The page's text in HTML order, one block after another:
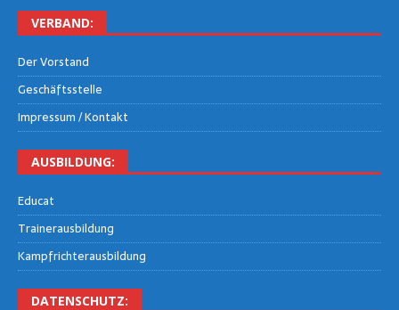
VER­BAND:
Der Vor­stand
Geschäfts­stel­le
Impres­sum / Kontakt
AUS­BIL­DUNG:
Edu­cat
Trai­ner­aus­bil­dung
Kampf­rich­ter­aus­bil­dung
DATEN­SCHUTZ: